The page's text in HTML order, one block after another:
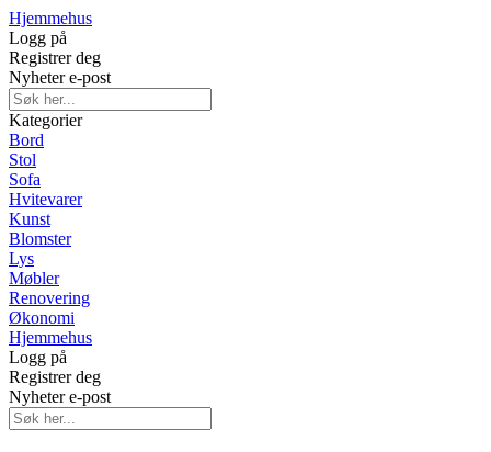
Hjemmehus
Logg på
Registrer deg
Nyheter e-post
Kategorier
Bord
Stol
Sofa
Hvitevarer
Kunst
Blomster
Lys
Møbler
Renovering
Økonomi
Hjemmehus
Logg på
Registrer deg
Nyheter e-post